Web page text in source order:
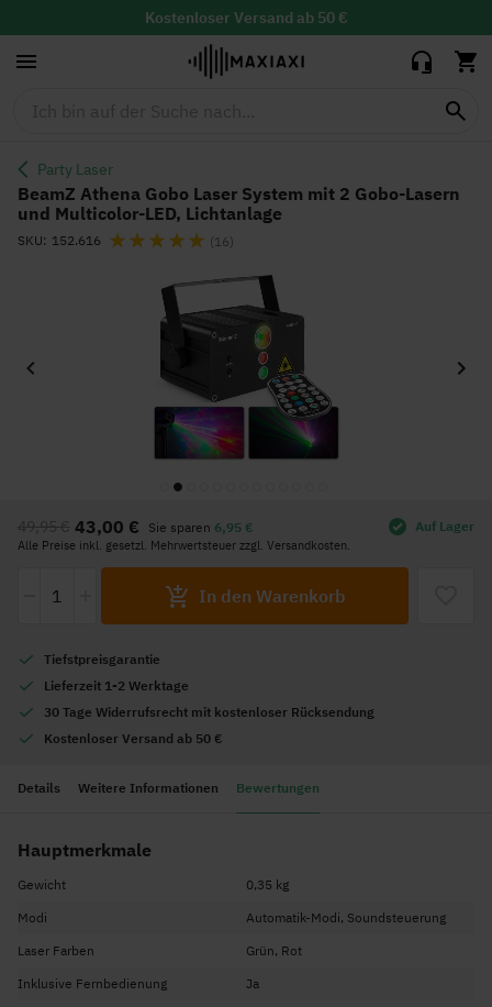
Kostenloser Versand ab 50 €
30 Tage Widerrufsrecht mit
Lieferzeit: 1-2 Werktage
Party Laser
Gobo-Lasern
und Multicolor-
49,95 €
BeamZ Athena Gobo Laser System mit 2 Gobo-Lasern
und Multicolor-LED, Lichtanlage
SKU 152.616 Bewertung: (16)
43,00 €
49,95 € Sie sparen 6,95 €
Alle Preise inkl. gesetzl. Mehrwertsteuer zzgl. Versandkosten.
In den Warenkorb
Auf Lager
Tiefstpreisgarantie
Lieferzeit 1-2 Werktage
30 Tage Widerrufsrecht mit kostenloser Rücksendung
Kostenloser Versand ab 50 €
Bildgalerie
der
Bildgalerie
Details Weitere Informationen Bewertungen
Hauptmerkmale
Gewicht
0,35 kg
Modi
Automatik-Modi, Soundsteuerung
Laser Farben
Grün, Rot
Inklusive Fernbedienung
Ja